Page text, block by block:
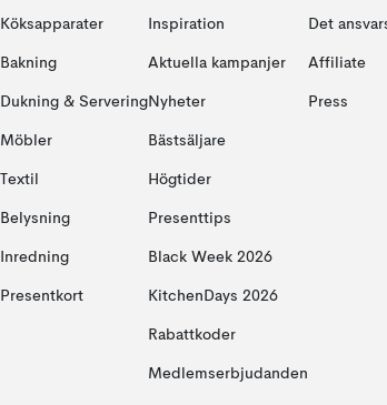
Köksapparater
Bakning
Dukning & Servering
Möbler
Textil
Belysning
Inredning
Presentkort
Inspiration
Aktuella kampanjer
Nyheter
Bästsäljare
Högtider
Presenttips
Black Week 2026
KitchenDays 2026
Rabattkoder
Medlemserbjudanden
Det
Affiliate
Press